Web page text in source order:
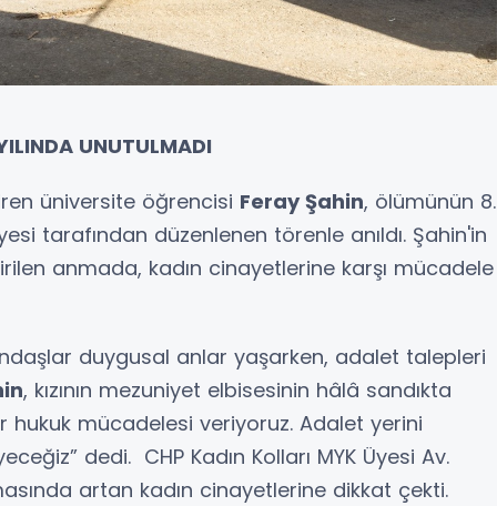
UNUTULMADI
üniversite öğrencisi Feray Şahin, ölümünün 8.
tarafından düzenlenen törenle anıldı. Şahin'in
anmada, kadın cinayetlerine karşı mücadele
duygusal anlar yaşarken, adalet talepleri
, kızının mezuniyet elbisesinin hâlâ sandıkta
hukuk mücadelesi veriyoruz. Adalet yerini
dedi. CHP Kadın Kolları MYK Üyesi Av.
artan kadın cinayetlerine dikkat çekti.